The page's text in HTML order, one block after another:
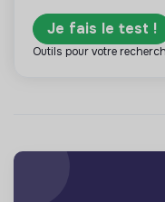
Je fais le test !
Outils pour votre